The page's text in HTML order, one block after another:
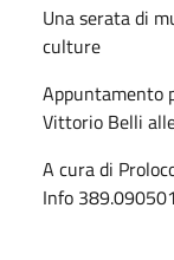
Una serata di
culture
Appuntamento
Vittorio Belli
A cura di
Info